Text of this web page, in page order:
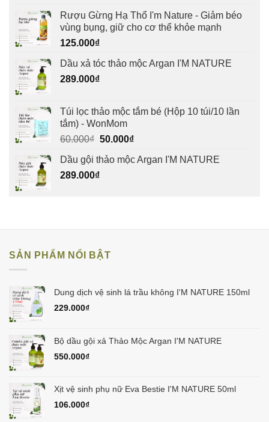
là:
475.000₫.
tại
là:
Rượu Gừng Hạ Thổ I'm Nature - Giảm béo
vùng bụng, giữ cho cơ thể khỏe mạnh
125.000₫
Dầu xả tóc thảo mộc Argan I'M NATURE
289.000₫
Túi lọc thảo mộc tắm bé (Hộp 10 túi/10 lần
tắm) - WonMom
60.000₫ Giá
là:
60.000₫.
50.000₫Giá
tại
Dầu gội thảo mộc Argan I'M NATURE
289.000₫
SẢN PHẨM NỔI BẬT
Dung dịch vệ sinh lá trầu không I'M NATURE 150ml
229.000₫
Bộ dầu gội xả Thảo Mộc Argan I'M NATURE
550.000₫
Xịt vệ sinh phụ nữ Eva Bestie I'M NATURE 50ml
106.000₫